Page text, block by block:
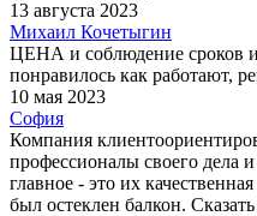
13 августа 2023
Михаил Кочетыгин
ЦЕНА и соблюдение сроков и
понравилось как работают,
10 мая 2023
София
Компания
профессионалы своего дела
главное - это их
был остеклен балкон.